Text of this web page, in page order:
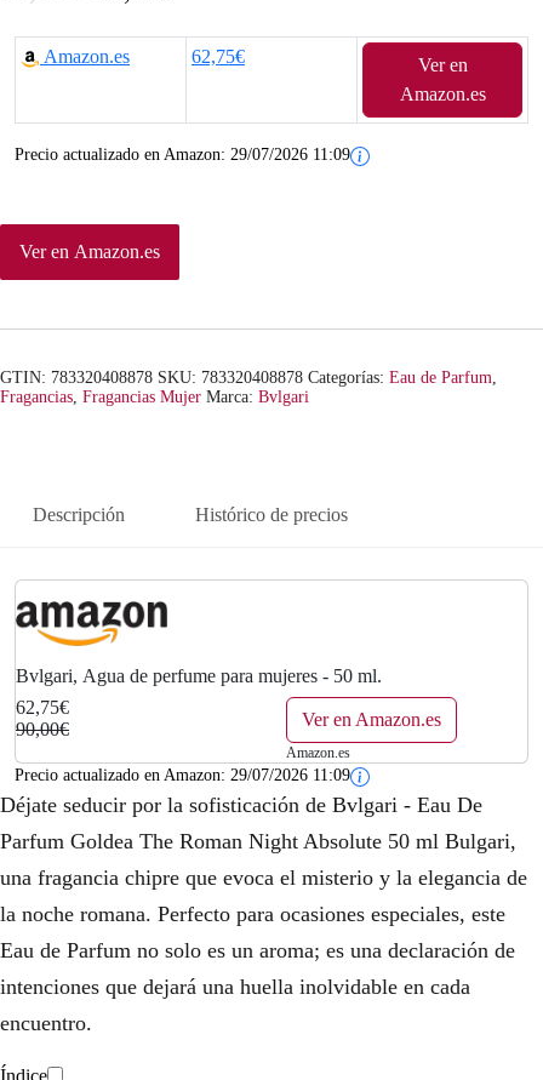
l
r
c
i
r
n
a
l
r
a
9
0
,
l
r
c
c
l
s
6
2
7
5
€
Amazon.es 62,75€
Ver en
Amazon.es
Precio actualizado en Amazon: 29/07/2026 11:09
Ver en Amazon.es
GTIN: 783320408878 SKU: 783320408878 Categorías: Eau de Parfum,
Fragancias, Fragancias Mujer Marca: Bvlgari
Descripción Histórico de precios
Bvlgari, Agua de perfume para mujeres - 50 ml.
62,75€
90,00€
Ver en Amazon.es
Amazon.es
Precio actualizado en Amazon: 29/07/2026 11:09
Déjate seducir por la sofisticación de Bvlgari - Eau De
Parfum Goldea The Roman Night Absolute 50 ml Bulgari,
una fragancia chipre que evoca el misterio y la elegancia de
la noche romana. Perfecto para ocasiones especiales, este
Eau de Parfum no solo es un aroma; es una declaración de
intenciones que dejará una huella inolvidable en cada
encuentro.